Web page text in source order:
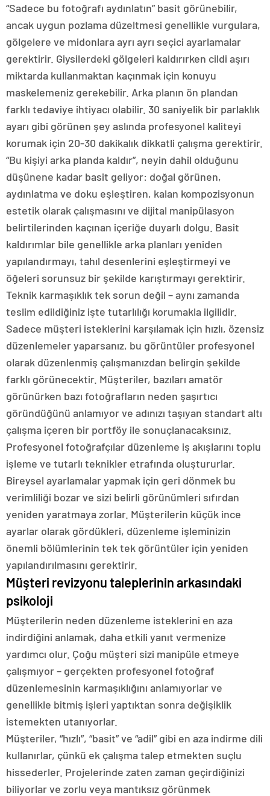
“Sadece bu fotoğrafı aydınlatın” basit görünebilir,
ancak uygun pozlama düzeltmesi genellikle vurgulara,
gölgelere ve midonlara ayrı ayrı seçici ayarlamalar
gerektirir. Giysilerdeki gölgeleri kaldırırken cildi aşırı
miktarda kullanmaktan kaçınmak için konuyu
maskelemeniz gerekebilir. Arka planın ön plandan
farklı tedaviye ihtiyacı olabilir. 30 saniyelik bir parlaklık
ayarı gibi görünen şey aslında profesyonel kaliteyi
korumak için 20-30 dakikalık dikkatli çalışma gerektirir.
“Bu kişiyi arka planda kaldır”, neyin dahil olduğunu
düşünene kadar basit geliyor: doğal görünen,
aydınlatma ve doku eşleştiren, kalan kompozisyonun
estetik olarak çalışmasını ve dijital manipülasyon
belirtilerinden kaçınan içeriğe duyarlı dolgu. Basit
kaldırımlar bile genellikle arka planları yeniden
yapılandırmayı, tahıl desenlerini eşleştirmeyi ve
öğeleri sorunsuz bir şekilde karıştırmayı gerektirir.
Teknik karmaşıklık tek sorun değil – aynı zamanda
teslim edildiğiniz işte tutarlılığı korumakla ilgilidir.
Sadece müşteri isteklerini karşılamak için hızlı, özensiz
düzenlemeler yaparsanız, bu görüntüler profesyonel
olarak düzenlenmiş çalışmanızdan belirgin şekilde
farklı görünecektir. Müşteriler, bazıları amatör
görünürken bazı fotoğrafların neden şaşırtıcı
göründüğünü anlamıyor ve adınızı taşıyan standart altı
çalışma içeren bir portföy ile sonuçlanacaksınız.
Profesyonel fotoğrafçılar düzenleme iş akışlarını toplu
işleme ve tutarlı teknikler etrafında oluştururlar.
Bireysel ayarlamalar yapmak için geri dönmek bu
verimliliği bozar ve sizi belirli görünümleri sıfırdan
yeniden yaratmaya zorlar. Müşterilerin küçük ince
ayarlar olarak gördükleri, düzenleme işleminizin
önemli bölümlerinin tek tek görüntüler için yeniden
yapılandırılmasını gerektirir.
Müşteri revizyonu taleplerinin arkasındaki
psikoloji
Müşterilerin neden düzenleme isteklerini en aza
indirdiğini anlamak, daha etkili yanıt vermenize
yardımcı olur. Çoğu müşteri sizi manipüle etmeye
çalışmıyor – gerçekten profesyonel fotoğraf
düzenlemesinin karmaşıklığını anlamıyorlar ve
genellikle bitmiş işleri yaptıktan sonra değişiklik
istemekten utanıyorlar.
Müşteriler, “hızlı”, “basit” ve “adil” gibi en aza indirme dili
kullanırlar, çünkü ek çalışma talep etmekten suçlu
hissederler. Projelerinde zaten zaman geçirdiğinizi
biliyorlar ve zorlu veya mantıksız görünmek